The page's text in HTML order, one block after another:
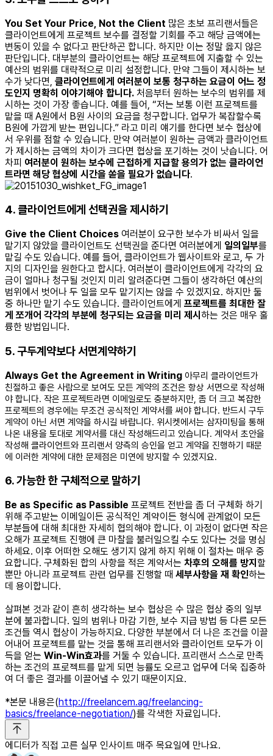
You Set Your Price, Not the Client 많은 초보 프리랜서들은
클라이언트에게 프로젝트 보수를 결정할 기회를 주고 해당 금액에는
변동이 있을 수 없다고 판단하곤 합니다. 하지만 이는 정말 옳지 않은
판단입니다. 대부분의 클라이언트는 해당 프로젝트에 지출할 수 있는
예산의 범위를 대략적으로 미리 설정합니다. 만약 그들이 제시하는 보
수가 낮다면, 클라이언트에게 여러분이 보통 청구하는 요금이 어느 정
도인지 명확히 이야기해야 합니다. 처음부터 원하는 보수의 범위를 제
시하는 것이 가장 좋습니다. 예를 들어, “저는 보통 이런 프로젝트를
맡을 때 A원에서 B원 사이의 요금을 청구합니다. 업무가 복잡할수록
B원에 가깝게 받는 편입니다.” 라고 미리 얘기를 한다면 보수 협상에
서 우위를 점할 수 있습니다. 만약 여러분이 원하는 금액과 클라이언트
가 제시하는 금액의 차이가 크다면 협상을 포기하는 것이 낫습니다. 어
차피 여러분이 원하는 보수에 근접하게 지급할 용의가 없는 클라이언
트라면 해당 협상에 시간을 쏟을 필요가 없습니다.
4. 클라이언트에게 선택권을 제시하기
Give the Client Choices 여러분이 요구한 보수가 비싸서 일을
맡기지 않았을 클라이언트도 선택권을 준다면 여러분에게 일의 일부를
맡길 수도 있습니다. 예를 들어, 클라이언트가 웹사이트와 로고, 두 가
지의 디자인을 원한다고 합시다. 여러분이 클라이언트에게 각각의 요
금이 얼마나 청구될 것인지 미리 알려준다면 그들이 생각하던 예산의
범위에서 벗어나 두 일을 모두 맡기지는 않을 수 있겠지요. 하지만 둘
중 하나만 맡기 수도 있습니다. 클라이언트에게 프로젝트를 최대한 잘
게 쪼개어 각각의 부분에 청구되는 요금을 미리 제시 하는 것은 매우 훌
륭한 방법입니다.
5. 구두계약보다 서면계약하기
Always Get the Agreement in Writing 아무리 클라이언트가
친절하고 좋은 사람으로 보여도 모든 계약의 조건은 항상 서면으로 작성해
야 합니다. 작은 프로젝트라면 이메일로도 충분하지만, 좀 더 크고 복잡한
프로젝트의 경우에는 무조건 공식적인 계약서를 써야 합니다. 반드시 구두
계약이 아닌 서면 계약을 하시길 바랍니다. 위시켓에서는 삼자미팅을 통해
나온 내용을 토대로 계약서를 대신 작성해드리고 있습니다. 계약서 초안을
작성해 클라이언트와 프리랜서 양측의 승인을 얻고 계약을 진행하기 때문
에 이러한 계약에 대한 문제점은 미연에 방지할 수 있겠지요.
6.가능한 한 구체적으로 말하기
Be as Specific as Passible 프로젝트 전반을 좀 더 구체화 하기
위해 주고받는 이메일이든 공식적인 계약이든 형식에 관계없이 모든
부분들에 대해 최대한 자세히 협의해야 합니다. 이 과정이 없다면 작은
오해가 프로젝트 진행에 큰 마찰을 불러일으킬 수도 있다는 것을 명심
하세요. 이후 어떠한 오해도 생기지 않게 하지 위해 이 절차는 매우 중
요합니다. 구체화된 합의 사항을 적은 계약서는 차후의 오해를 방지 할
뿐만 아니라 프로젝트 관련 업무를 진행할 때 세부사항을 재 확인하는
데 용이합니다.
살펴본 것과 같이 흔히 생각하는 보수 협상은 수 많은 협상 중의 일부
분에 불과합니다. 일의 범위나 마감 기한, 보수 지급 방법 등 다른 모든
조건들 역시 협상이 가능하지요. 다양한 부분에서 더 나은 조건을 이끌
어내어 프로젝트를 맡는 것을 통해 프리랜서와 클라이언트 모두가 이
득을 얻는 Win-Win효과를 거둘 수 있습니다. 프리랜서 스스로 만족
하는 조건의 프로젝트를 맡게 되면 능률도 오르고 업무에 더욱 집중하
여 더 좋은 결과를 이끌어낼 수 있기 때문이지요.
*본문 내용은(http://freelancem.ag/freelancing-
basics/freelance-negotiation/)를 각색한 자료입니다.
에디터가 직접 고른 실무 인사이트 매주 목요일에 만나요.